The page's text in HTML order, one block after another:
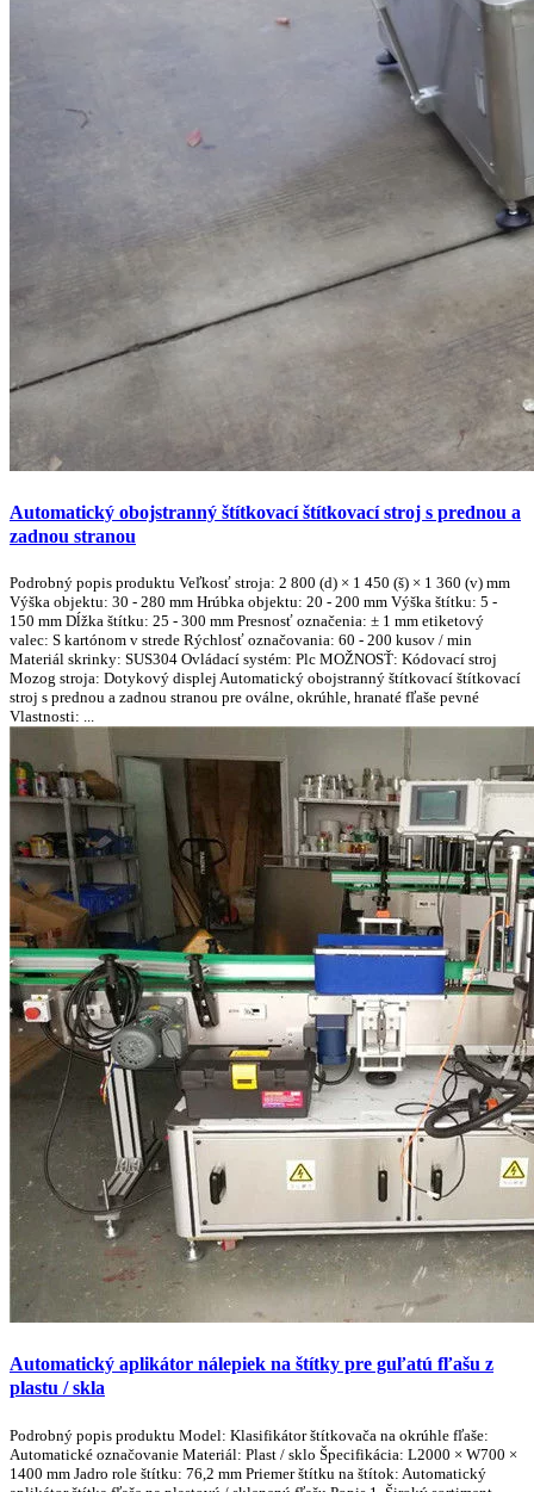
Automatický obojstranný štítkovací štítkovací stroj s prednou a
zadnou stranou
Podrobný popis produktu Veľkosť stroja: 2 800 (d) × 1 450 (š) × 1 360 (v) mm
Výška objektu: 30 - 280 mm Hrúbka objektu: 20 - 200 mm Výška štítku: 5 -
150 mm Dĺžka štítku: 25 - 300 mm Presnosť označenia: ± 1 mm etiketový
valec: S kartónom v strede Rýchlosť označovania: 60 - 200 kusov / min
Materiál skrinky: SUS304 Ovládací systém: Plc MOŽNOSŤ: Kódovací stroj
Mozog stroja: Dotykový displej Automatický obojstranný štítkovací štítkovací
stroj s prednou a zadnou stranou pre oválne, okrúhle, hranaté fľaše pevné
Vlastnosti: ...
Automatický aplikátor nálepiek na štítky pre guľatú fľašu z
plastu / skla
Podrobný popis produktu Model: Klasifikátor štítkovača na okrúhle fľaše:
Automatické označovanie Materiál: Plast / sklo Špecifikácia: L2000 × W700 ×
1400 mm Jadro role štítku: 76,2 mm Priemer štítku na štítok: Automatický